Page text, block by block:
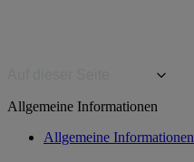
Allgemeine Informationen
Allgemeine Informationen